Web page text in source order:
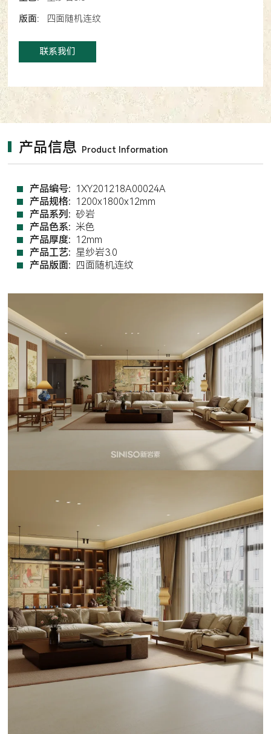
版面:
四面随机连纹
联系我们
产品信息 Product Information
产品编号: 1XY201218A00024A
产品规格: 1200x1800x12mm
产品系列: 砂岩
产品色系: 米色
产品厚度: 12mm
产品工艺: 星纱岩3.0
产品版面: 四面随机连纹